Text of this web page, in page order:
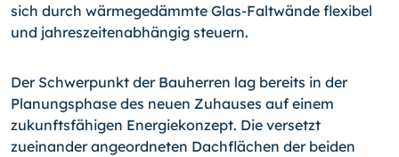
sich durch wärmegedämmte Glas-Faltwände flexibel
und jahreszeitenabhängig steuern.
Der Schwerpunkt der Bauherren lag bereits in der
Planungsphase des neuen Zuhauses auf einem
zukunftsfähigen Energiekonzept. Die versetzt
zueinander angeordneten Dachflächen der beiden